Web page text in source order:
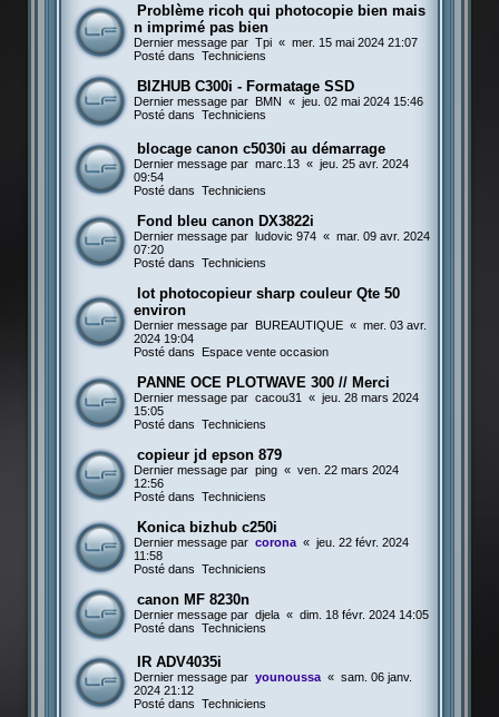
Problème ricoh qui photocopie bien mais
n imprimé pas bien
Dernier message par Tpi « mer. 15 mai 2024 21:07
Posté dans Techniciens
BIZHUB C300i - Formatage SSD
Dernier message par BMN « jeu. 02 mai 2024 15:46
Posté dans Techniciens
blocage canon c5030i au démarrage
Dernier message par marc.13 « jeu. 25 avr. 2024
09:54
Posté dans Techniciens
Fond bleu canon DX3822i
Dernier message par ludovic 974 « mar. 09 avr. 2024
07:20
Posté dans Techniciens
lot photocopieur sharp couleur Qte 50
environ
Dernier message par BUREAUTIQUE « mer. 03 avr.
2024 19:04
Posté dans
Espace vente occasion
PANNE OCE PLOTWAVE 300 // Merci
Dernier message par cacou31 « jeu. 28 mars 2024
15:05
Posté dans Techniciens
copieur jd epson 879
Dernier message par ping « ven. 22 mars 2024
12:56
Posté dans Techniciens
Konica bizhub c250i
Dernier message par corona « jeu. 22 févr. 2024
11:58
Posté dans Techniciens
canon MF 8230n
Dernier message par djela « dim. 18 févr. 2024 14:05
Posté dans Techniciens
IR ADV4035i
Dernier message par younoussa « sam. 06 janv.
2024 21:12
Posté dans Techniciens